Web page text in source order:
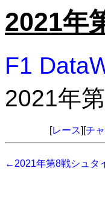
2021年
F1
2021年
[レース][チ
←2021年第8戦シュタ